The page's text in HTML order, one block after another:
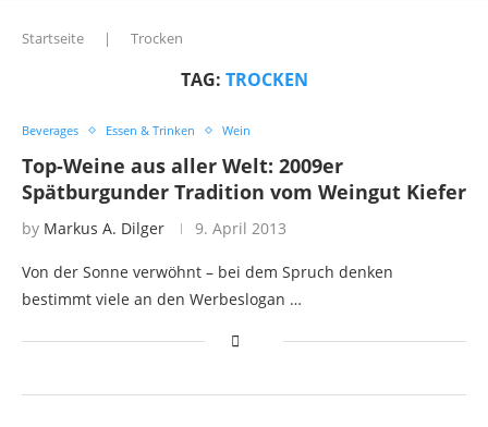
Startseite | Trocken
TAG: TROCKEN
Beverages Essen & Trinken Wein
Top-Weine aus aller Welt: 2009er
Spätburgunder Tradition vom Weingut Kiefer
by Markus A. Dilger 9. April 2013
Von der Sonne verwöhnt – bei dem Spruch denken
bestimmt viele an den Werbeslogan …